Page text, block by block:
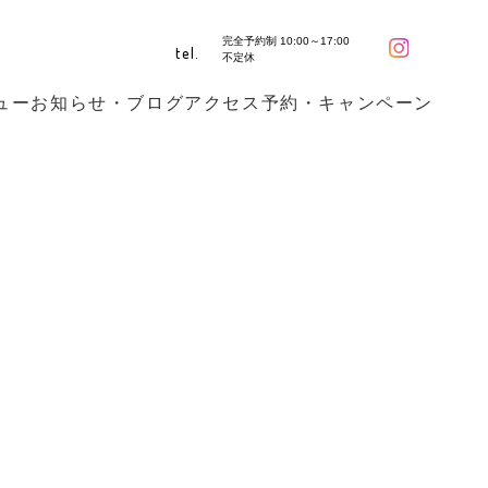
tel.
完全予約制 10:00～17:00
不定休
ーお知らせ・ブログアクセス 予約・キャンペーン